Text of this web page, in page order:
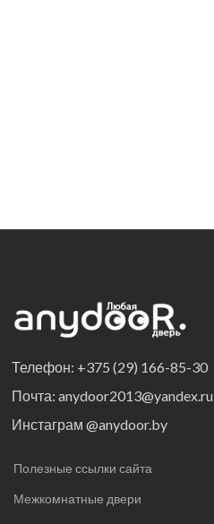
Телефон: +375 (29) 166-85-30
Почта: anydoor2013@yandex.ru
Инстаграм @anydoor.by
Полезные ссылки сайта
Межкомнатные двери